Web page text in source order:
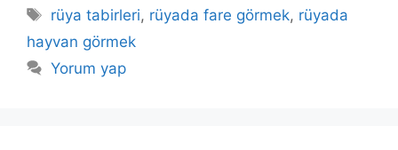
Etiketler
rüya tabirleri, rüyada fare görmek, rüyada
hayvan görmek
Yorum yap